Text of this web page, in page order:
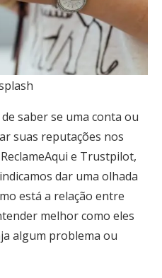
saber se uma conta ou
suas reputações nos
e Trustpilot,
dar uma olhada
está a relação entre
melhor como eles
algum problema ou